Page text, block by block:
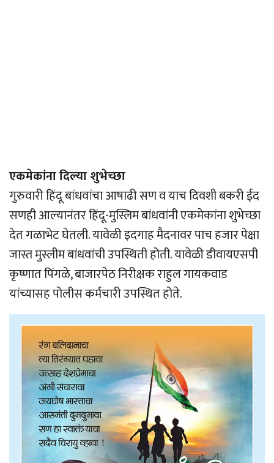
एकमेकांना दिल्या शुभेच्छा
गुरुवारी हिंदू बांधवांचा आषाढी सण व याच दिवशी बकरी ईद
सणही आल्यानंतर हिंदू-मुस्लिम बांधवांनी एकमेकांना शुभेच्छा
देत गळाभेट घेतली. यावेळी इदगाह मैदनावर पाच हजार पेक्षा
जास्त मुस्लीम बांधवांची उपस्थिती होती. यावेळी डीवायएसपी
कृष्णात पिंगळे, बाजारपेठ निरीक्षक राहुल गायकवाड
यांच्यासह पोलीस कर्मचारी उपस्थित होते.